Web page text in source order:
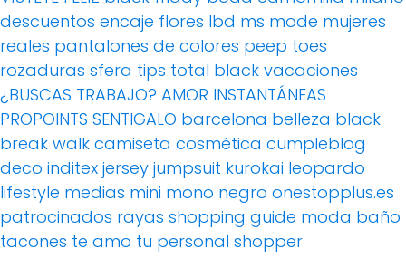
descuentos encaje flores lbd ms mode mujeres
reales pantalones de colores peep toes
rozaduras sfera tips total black vacaciones
¿BUSCAS TRABAJO? AMOR INSTANTÁNEAS
PROPOINTS SENTIGALO barcelona belleza black
break walk camiseta cosmética cumpleblog
deco inditex jersey jumpsuit kurokai leopardo
lifestyle medias mini mono negro onestopplus.es
patrocinados rayas shopping guide moda baño
tacones te amo tu personal shopper